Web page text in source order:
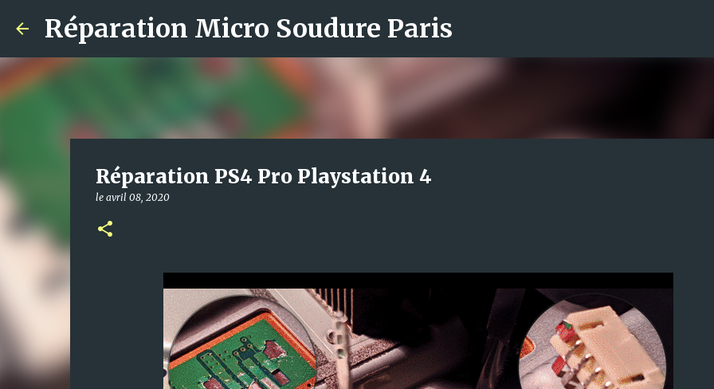
Réparation Micro Soudure Paris
Réparation PS4 Pro Playstation 4
le avril 08, 2020